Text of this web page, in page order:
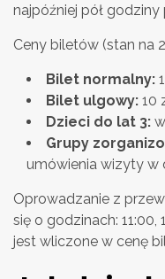
najpóźniej pół
Ceny biletów (stan na
Bilet normalny:
Bilet ulgowy: 10
Dzieci do lat 3:
Grupy
umówienia wizyty w
Oprowadzanie z
się o godzinach: 11:00,
jest wliczone w cenę